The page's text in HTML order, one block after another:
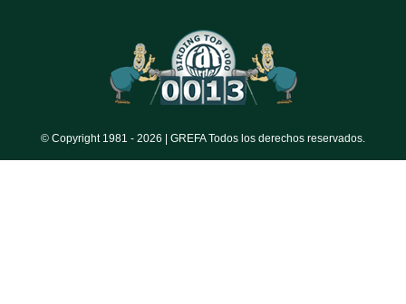
© Copyright 1981 - 2026 | GREFA Todos los derechos reservados.